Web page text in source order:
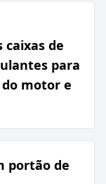
de
para
motor e
portão de